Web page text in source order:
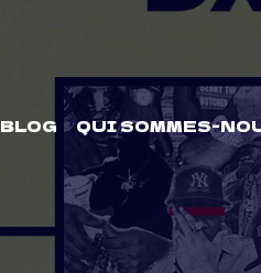
BLOG QUI SOMMES-